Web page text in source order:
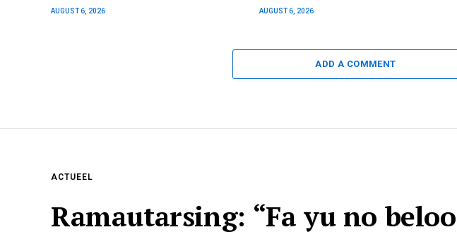
AUGUST 6, 2026 AUGUST 6, 2026
ADD A COMMENT
ACTUEEL
Ramautarsing: “Fa yu no